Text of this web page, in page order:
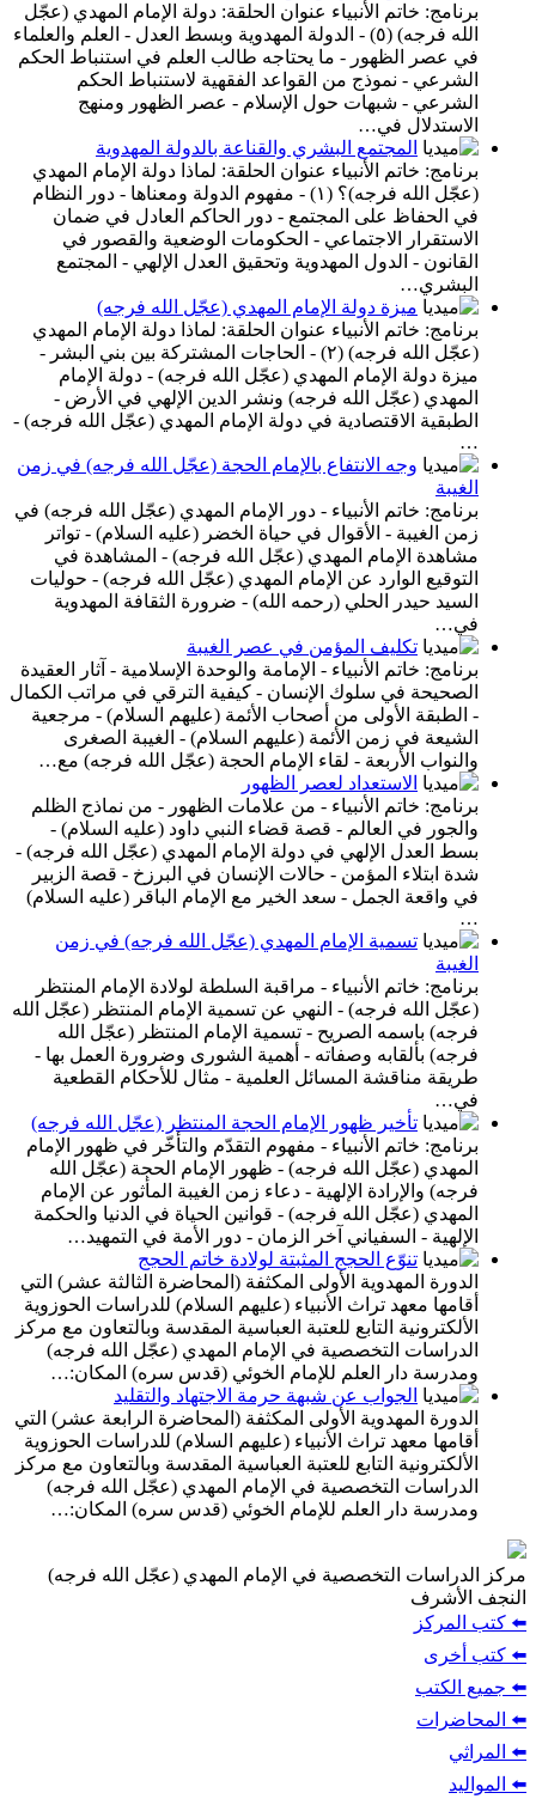
برنامج: خاتم الأنبياء عنوان الحلقة: دولة الإمام المهدي (عجّل
الله فرجه) (٥) - الدولة المهدوية وبسط العدل - العلم والعلماء
في عصر الظهور - ما يحتاجه طالب العلم في استنباط الحكم
الشرعي - نموذج من القواعد الفقهية لاستنباط الحكم
الشرعي - شبهات حول الإسلام - عصر الظهور ومنهج
الاستدلال في…
المجتمع البشري والقناعة بالدولة المهدوية
برنامج: خاتم الأنبياء عنوان الحلقة: لماذا دولة الإمام المهدي
(عجّل الله فرجه)؟ (١) - مفهوم الدولة ومعناها - دور النظام
في الحفاظ على المجتمع - دور الحاكم العادل في ضمان
الاستقرار الاجتماعي - الحكومات الوضعية والقصور في
القانون - الدول المهدوية وتحقيق العدل الإلهي - المجتمع
البشري…
ميزة دولة الإمام المهدي (عجّل الله فرجه)
برنامج: خاتم الأنبياء عنوان الحلقة: لماذا دولة الإمام المهدي
(عجّل الله فرجه) (٢) - الحاجات المشتركة بين بني البشر -
ميزة دولة الإمام المهدي (عجّل الله فرجه) - دولة الإمام
المهدي (عجّل الله فرجه) ونشر الدين الإلهي في الأرض -
الطبقية الاقتصادية في دولة الإمام المهدي (عجّل الله فرجه) -
…
وجه الانتفاع بالإمام الحجة (عجّل الله فرجه) في زمن
الغيبة
برنامج: خاتم الأنبياء - دور الإمام المهدي (عجّل الله فرجه) في
زمن الغيبة - الأقوال في حياة الخضر (عليه السلام) - تواتر
مشاهدة الإمام المهدي (عجّل الله فرجه) - المشاهدة في
التوقيع الوارد عن الإمام المهدي (عجّل الله فرجه) - حوليات
السيد حيدر الحلي (رحمه الله) - ضرورة الثقافة المهدوية
في…
تكليف المؤمن في عصر الغيبة
برنامج: خاتم الأنبياء - الإمامة والوحدة الإسلامية - آثار العقيدة
الصحيحة في سلوك الإنسان - كيفية الترقي في مراتب الكمال
- الطبقة الأولى من أصحاب الأئمة (عليهم السلام) - مرجعية
الشيعة في زمن الأئمة (عليهم السلام) - الغيبة الصغرى
والنواب الأربعة - لقاء الإمام الحجة (عجّل الله فرجه) مع…
الاستعداد لعصر الظهور
برنامج: خاتم الأنبياء - من علامات الظهور - من نماذج الظلم
والجور في العالم - قصة قضاء النبي داود (عليه السلام) -
بسط العدل الإلهي في دولة الإمام المهدي (عجّل الله فرجه) -
شدة ابتلاء المؤمن - حالات الإنسان في البرزخ - قصة الزبير
في واقعة الجمل - سعد الخير مع الإمام الباقر (عليه السلام)
…
تسمية الإمام المهدي (عجّل الله فرجه) في زمن
الغيبة
برنامج: خاتم الأنبياء - مراقبة السلطة لولادة الإمام المنتظر
(عجّل الله فرجه) - النهي عن تسمية الإمام المنتظر (عجّل الله
فرجه) باسمه الصريح - تسمية الإمام المنتظر (عجّل الله
فرجه) بألقابه وصفاته - أهمية الشورى وضرورة العمل بها -
طريقة مناقشة المسائل العلمية - مثال للأحكام القطعية
في…
تأخير ظهور الإمام الحجة المنتظر (عجّل الله فرجه)
برنامج: خاتم الأنبياء - مفهوم التقدّم والتأخّر في ظهور الإمام
المهدي (عجّل الله فرجه) - ظهور الإمام الحجة (عجّل الله
فرجه) والإرادة الإلهية - دعاء زمن الغيبة المأثور عن الإمام
المهدي (عجّل الله فرجه) - قوانين الحياة في الدنيا والحكمة
الإلهية - السفياني آخر الزمان - دور الأمة في التمهيد…
تنوّع الحجج المثبتة لولادة خاتم الحجج
الدورة المهدوية الأولى المكثفة (المحاضرة الثالثة عشر) التي
أقامها معهد تراث الأنبياء (عليهم السلام) للدراسات الحوزوية
الألكترونية التابع للعتبة العباسية المقدسة وبالتعاون مع مركز
الدراسات التخصصية في الإمام المهدي (عجّل الله فرجه)
ومدرسة دار العلم للإمام الخوئي (قدس سره) المكان:…
الجواب عن شبهة حرمة الاجتهاد والتقليد
الدورة المهدوية الأولى المكثفة (المحاضرة الرابعة عشر) التي
أقامها معهد تراث الأنبياء (عليهم السلام) للدراسات الحوزوية
الألكترونية التابع للعتبة العباسية المقدسة وبالتعاون مع مركز
الدراسات التخصصية في الإمام المهدي (عجّل الله فرجه)
ومدرسة دار العلم للإمام الخوئي (قدس سره) المكان:…
مركز الدراسات التخصصية في الإمام المهدي (عجّل الله فرجه)
النجف الأشرف
⬅️ كتب المركز
⬅️ كتب أخرى
⬅️ جميع الكتب
⬅️ المحاضرات
⬅️ المراثي
⬅️ المواليد